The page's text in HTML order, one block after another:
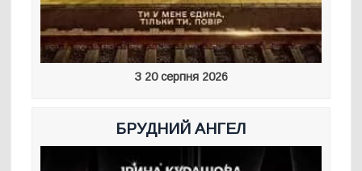
З 20 серпня 2026
БРУДНИЙ АНГЕЛ